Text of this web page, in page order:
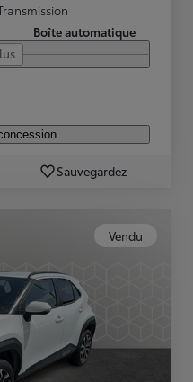
Boîte automatique
Sauvegardez
Vendu